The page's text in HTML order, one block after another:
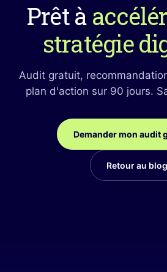
Prêt à
stratégie
Audit gratuit,
plan d'action sur 90 jours.
Demander mon audit
Retour au blog